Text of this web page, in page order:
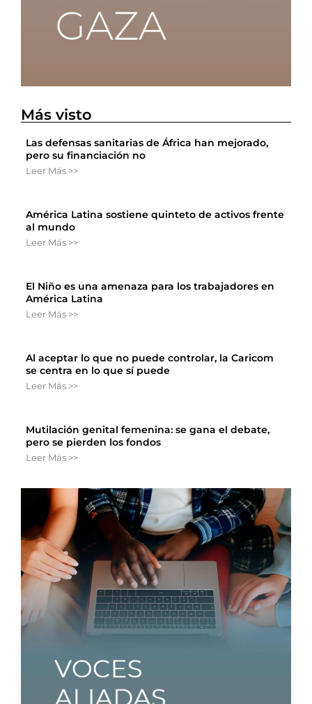
Más visto
Las defensas sanitarias de África han mejorado,
pero su financiación no
Leer Más >>
América Latina sostiene quinteto de activos frente
al mundo
Leer Más >>
El Niño es una amenaza para los trabajadores en
América Latina
Leer Más >>
Al aceptar lo que no puede controlar, la Caricom
se centra en lo que sí puede
Leer Más >>
Mutilación genital femenina: se gana el debate,
pero se pierden los fondos
Leer Más >>